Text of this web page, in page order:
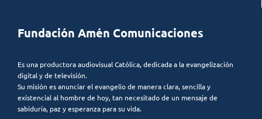
Fundación Amén Comunicaciones
Es una productora audiovisual Católica, dedicada a la evangelización
digital y de televisión.
Su misión es anunciar el evangelio de manera clara, sencilla y
existencial al hombre de hoy, tan necesitado de un mensaje de
sabiduría, paz y esperanza para su vida.